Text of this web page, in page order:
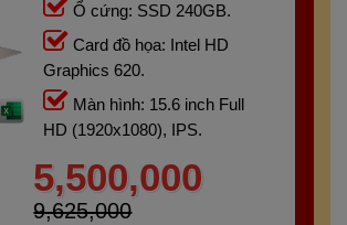
Ổ cứng: SSD 240GB.
Card đồ họa: Intel HD
Graphics 620.
Màn hình: 15.6 inch Full
HD (1920x1080), IPS.
5,500,000
9,625,000